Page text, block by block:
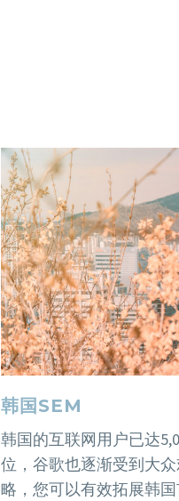
韩国SEM
韩国的互联网用户已达
位，谷歌也逐渐受到大
略，您可以有效拓展韩国